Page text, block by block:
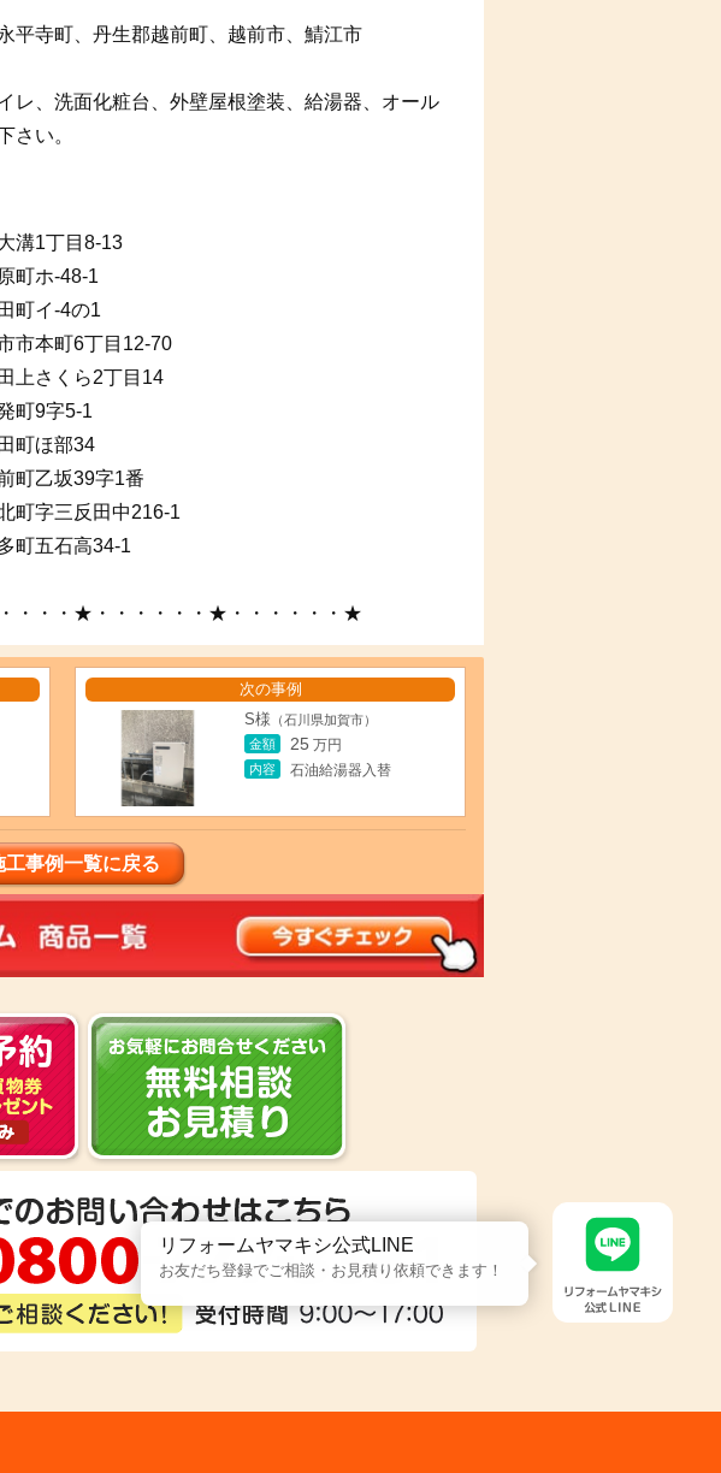
平寺町、丹生郡越前町、越前市、鯖江市
レ、洗面化粧台、外壁屋根塗装、給湯器、オール
さい。
1丁目8-13
町ホ-48-1
イ-4の1
本町6丁目12-70
さくら2丁目14
9字5-1
町ほ部34
乙坂39字1番
字三反田中216-1
五石高34-1
・・・★・・・・・・★・・・・・・★
次の事例
S様 （石川県加賀市）
金額
25 万円
内容
石油給湯器入替
事例一覧に戻る
リフォームヤマキシ公式LINE
お友だち登録でご相談・お見積り依頼できます！